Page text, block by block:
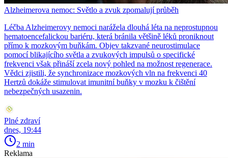
Alzheimerova nemoc: Světlo a zvuk zpomalují průběh
Léčba Alzheimerovy nemoci narážela dlouhá léta na neprostupnou
hematoencefalickou bariéru, která bránila většině léků proniknout
přímo k mozkovým buňkám. Objev takzvané neurostimulace
pomocí blikajícího světla a zvukových impulsů o specifické
frekvenci však přináší zcela nový pohled na možnost regenerace.
Vědci zjistili, že synchronizace mozkových vln na frekvenci 40
Hertzů dokáže stimulovat imunitní buňky v mozku k čištění
nebezpečných usazenin.
Plné zdraví
dnes, 19:44
2 min
Reklama